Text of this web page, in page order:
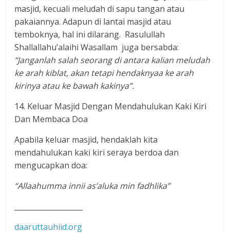
masjid, kecuali meludah di sapu tangan atau
pakaiannya. Adapun di lantai masjid atau
temboknya, hal ini dilarang. Rasulullah
Shallallahu’alaihi Wasallam juga bersabda:
“Janganlah salah seorang di antara kalian meludah
ke arah kiblat, akan tetapi hendaknyaa ke arah
kirinya atau ke bawah kakinya”.
14. Keluar Masjid Dengan Mendahulukan Kaki Kiri
Dan Membaca Doa
Apabila keluar masjid, hendaklah kita
mendahulukan kaki kiri seraya berdoa dan
mengucapkan doa:
“Allaahumma innii as’aluka min fadhlika”
daaruttauhiid.org